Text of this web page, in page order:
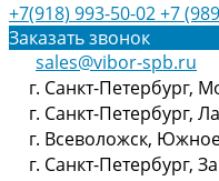
+7(918) 993-50-02+7
Заказать звонок
sales@vibor-spb.ru
г. Санкт-Петербург,
г. Санкт-Петербург,
г. Всеволожск,
г. Санкт-Петербург,